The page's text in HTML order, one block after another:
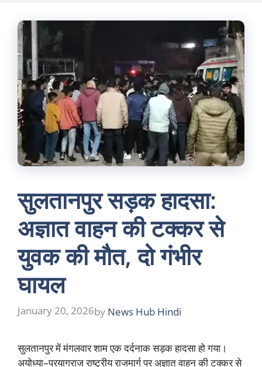
content
सुलतानपुर सड़क हादसा:
अज्ञात वाहन की टक्कर से
युवक की मौत, दो गंभीर
घायल
January 20, 2026by News Hub Hindi
सुलतानपुर में मंगलवार शाम एक दर्दनाक सड़क हादसा हो गया।
अयोध्या–प्रयागराज राष्ट्रीय राजमार्ग पर अज्ञात वाहन की टक्कर से